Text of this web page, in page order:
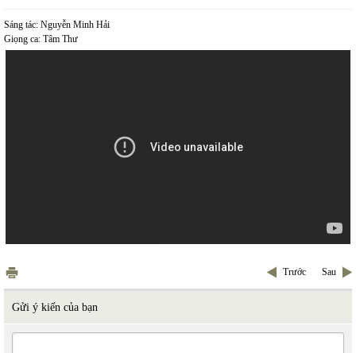
Sáng tác: Nguyễn Minh Hải
Giọng ca: Tâm Thư
Trước Sau
Gửi ý kiến của bạn